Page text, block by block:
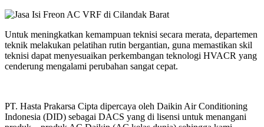
Untuk meningkatkan kemampuan teknisi secara merata, departemen
teknik melakukan pelatihan rutin bergantian, guna memastikan skil
teknisi dapat menyesuaikan perkembangan teknologi HVACR yang
cenderung mengalami perubahan sangat cepat.
PT. Hasta Prakarsa Cipta dipercaya oleh Daikin Air Conditioning
Indonesia (DID) sebagai DACS yang di lisensi untuk menangani